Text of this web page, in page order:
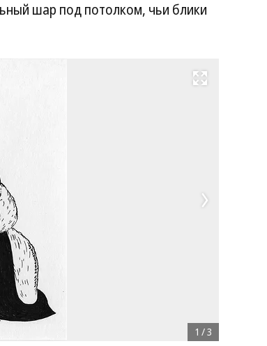
шар под потолком, чьи блики
Развернуть на весь экран
1 /3